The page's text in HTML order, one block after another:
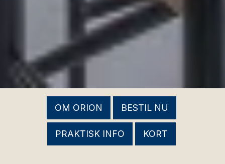
OM ORION BESTIL NU
PRAKTISK INFO KORT